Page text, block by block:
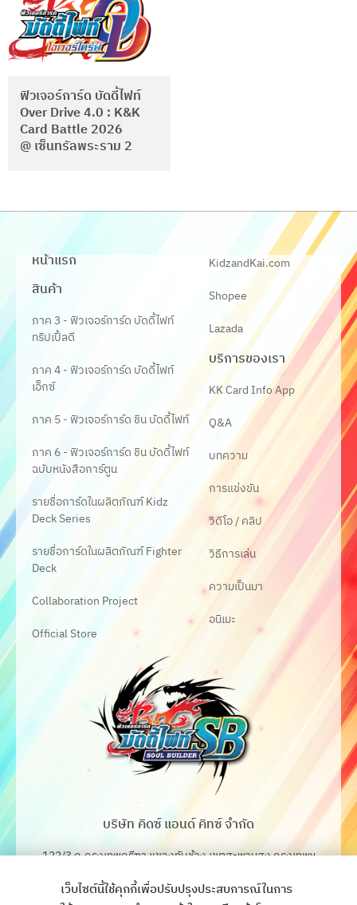
ฟิวเจอร์การ์ด บัดดี้ไฟท์
Over Drive 4.0 : K&K
Card Battle 2026
@ เซ็นทรัลพระราม 2
หน้าแรก
สินค้า
ภาค 3 - ฟิวเจอร์การ์ด บัดดี้ไฟท์
ทริปเปิ้ลดี
ภาค 4 - ฟิวเจอร์การ์ด บัดดี้ไฟท์
เอ็กซ์
ภาค 5 - ฟิวเจอร์การ์ด ชิน บัดดี้ไฟท์
ภาค 6 - ฟิวเจอร์การ์ด ชิน บัดดี้ไฟท์
ฉบับหนังสือการ์ตูน
รายชื่อการ์ดในผลิตภัณฑ์ Kidz
Deck Series
รายชื่อการ์ดในผลิตภัณฑ์ Fighter
Deck
Collaboration Project
Official Store
KidzandKai.com
Shopee
Lazada
บริการของเรา
KK Card Info App
Q&A
บทความ
การแข่งขัน
วิดีโอ / คลิป
วิธีการเล่น
ความเป็นมา
อนิเมะ
บริษัท คิดซ์ แอนด์ คิทซ์ จำกัด
122/3 ถ.กรุงเทพกรีฑา แขวงทับช้าง เขตสะพานสูง กรุงเทพฯ
เว็บไซต์นี้ใช้คุกกี้เพื่อปรับปรุงประสบการณ์ในการ